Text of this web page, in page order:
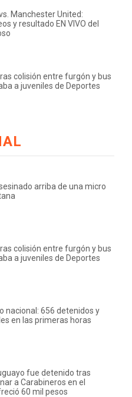
Manchester United:
y resultado EN VIVO del
colisión entre furgón y bus
a juveniles de Deportes
arriba de una micro
colisión entre furgón y bus
a juveniles de Deportes
nacional: 656 detenidos y
en las primeras horas
fue detenido tras
a Carabineros en el
60 mil pesos